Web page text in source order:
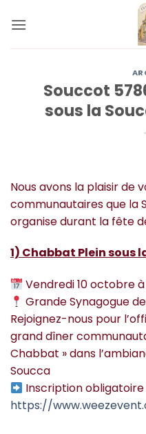
au
Souccot
sous la
Nous avons la plaisir de
communautaires que la
organise durant la fête
1) Chabbat Plein sous
Vendredi 10 octobre
Grande Synagogue
Rejoignez-nous pour
grand dîner
Chabbat » dans
Soucca
Inscription obligatoire
https://